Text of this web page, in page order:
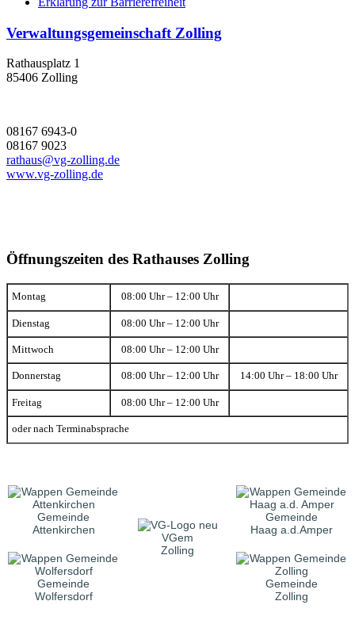
Verwaltungsgemeinschaft Zolling
Rathausplatz 1
85406 Zolling
08167 6943-0
08167 9023
rathaus@vg-zolling.de
www.vg-zolling.de
Öffnungszeiten des Rathauses Zolling
Montag 08:00 Uhr – 12:00 Uhr
Dienstag 08:00 Uhr – 12:00 Uhr
Mittwoch 08:00 Uhr – 12:00 Uhr
Donnerstag 08:00 Uhr – 12:00 Uhr 14:00 Uhr – 18:00 Uhr
Freitag 08:00 Uhr – 12:00 Uhr
oder nach Terminabsprache
Gemeinde
Attenkirchen
VGem
Zolling
Gemeinde
Haag a.d.Amper
Gemeinde
Wolfersdorf
Gemeinde
Zolling